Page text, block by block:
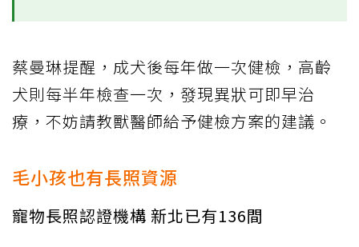
蔡曼琳提醒，成犬後每年做一次健檢，高齡
犬則每半年檢查一次，發現異狀可即早治
療，不妨請教獸醫師給予健檢方案的建議。
毛小孩也有長照資源
寵物長照認證機構 新北已有136間